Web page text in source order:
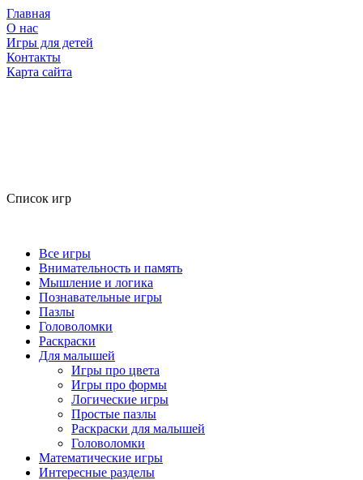
Главная
О нас
Игры для детей
Контакты
Карта сайта
Список игр
Все игры
Внимательность и память
Мышление и логика
Познавательные игры
Пазлы
Головоломки
Раскраски
Для малышей
Игры про цвета
Игры про формы
Логические игры
Простые пазлы
Раскраски для малышей
Головоломки
Математические игры
Интересные разделы